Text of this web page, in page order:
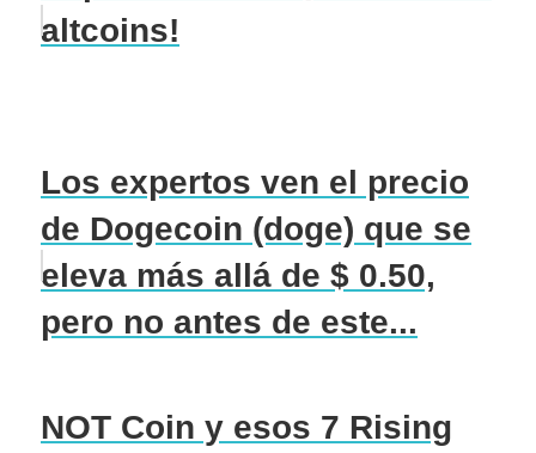
altcoins!
Los expertos ven el precio
de Dogecoin (doge) que se
eleva más allá de $ 0.50,
pero no antes de este...
NOT Coin y esos 7 Rising